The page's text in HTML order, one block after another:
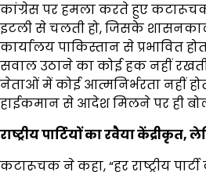
कांग्रेस पर हमला करते हुए कटारूचक
इटली से चलती हो, जिसके
कार्यालय पाकिस्तान से प्रभावित
सवाल उठाने का कोई हक नहीं
नेताओं में कोई आत्मनिर्भरता नहीं
हाईकमान से आदेश मिलने पर ही
राष्ट्रीय पार्टियों का रवैया केंद्रीकृत,
कटारूचक ने कहा, “हर राष्ट्रीय